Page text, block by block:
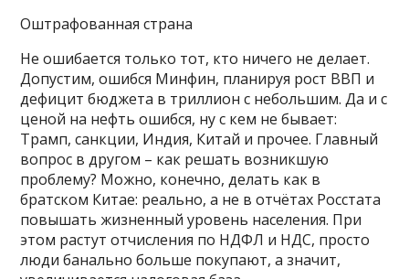
Оштрафованная страна
Не ошибается только тот, кто ничего не делает.
Допустим, ошибся Минфин, планируя рост ВВП и
дефицит бюджета в триллион с небольшим. Да и с
ценой на нефть ошибся, ну с кем не бывает:
Трамп, санкции, Индия, Китай и прочее. Главный
вопрос в другом – как решать возникшую
проблему? Можно, конечно, делать как в
братском Китае: реально, а не в отчётах Росстата
повышать жизненный уровень населения. При
этом растут отчисления по НДФЛ и НДС, просто
люди банально больше покупают, а значит,